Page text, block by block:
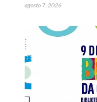
agosto 7, 2026